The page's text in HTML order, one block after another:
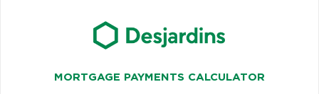
MORTGAGE PAYMENTS CALCULATOR